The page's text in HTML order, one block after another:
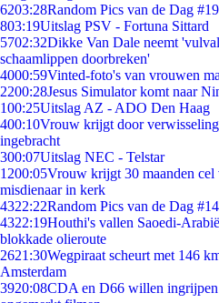
6203:28Random Pics van de Dag
803:19Uitslag PSV - Fortuna Sittard
5702:32Dikke Van Dale neemt
schaamlippen doorbreken'
4000:59Vinted-foto's van vrouwen
2200:28Jesus Simulator komt naar
100:25Uitslag AZ - ADO Den Haag
400:10Vrouw krijgt door
ingebracht
300:07Uitslag NEC - Telstar
1200:05Vrouw krijgt 30 maanden
misdienaar in kerk
4322:22Random Pics van de Dag
4322:19Houthi's vallen Saoedi-
blokkade olieroute
2621:30Wegpiraat scheurt met 146
Amsterdam
3920:08CDA en D66 willen ingrijpen